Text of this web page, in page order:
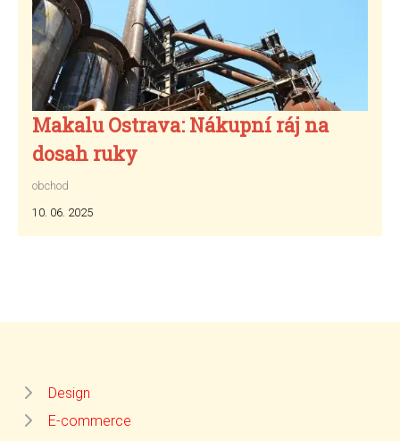
Makalu Ostrava: Nákupní ráj na
dosah ruky
obchod
10. 06. 2025
Design
E-commerce